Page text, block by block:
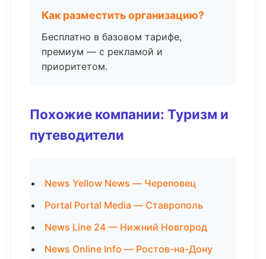
Как разместить организацию?
Бесплатно в базовом тарифе,
премиум — с рекламой и
приоритетом.
Похожие компании: Туризм и
путеводители
News Yellow News — Череповец
Portal Portal Media — Ставрополь
News Line 24 — Нижний Новгород
News Online Info — Ростов-на-Дону